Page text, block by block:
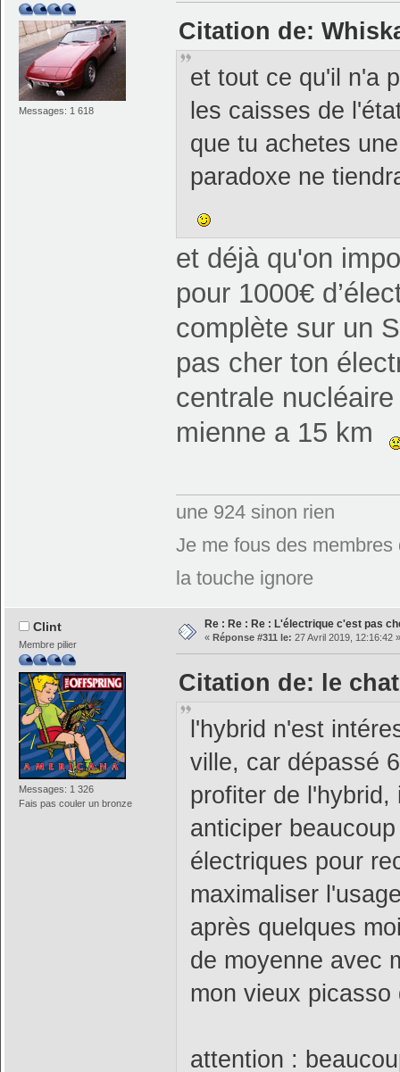
Messages: 1 618
Citation de:
et tout ce qu'il n'a
les caisses de
que tu achetes
paradoxe ne
et déjà qu'on
pour 1000€
complète sur un
pas cher ton
centrale
mienne a 15 km
une 924 sinon rien
Je me fous des
la touche ignore
Clint
Membre pilier
Messages: 1 326
Fais pas couler un bronze
Re : Re : Re : L'électrique c'est pas
« Réponse #311 le: 27 Avril 2019, 12:16:42 »
Citation de: le
l'hybrid n'est
ville, car dépassé
profiter de
anticiper
électriques pour
maximaliser
après quelques
de moyenne avec
mon vieux picasso
attention :